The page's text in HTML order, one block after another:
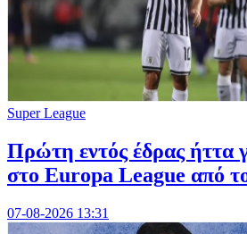
Super League
Πρώτη εντός έδρας
στο Europa League από
07-08-2026 13:31